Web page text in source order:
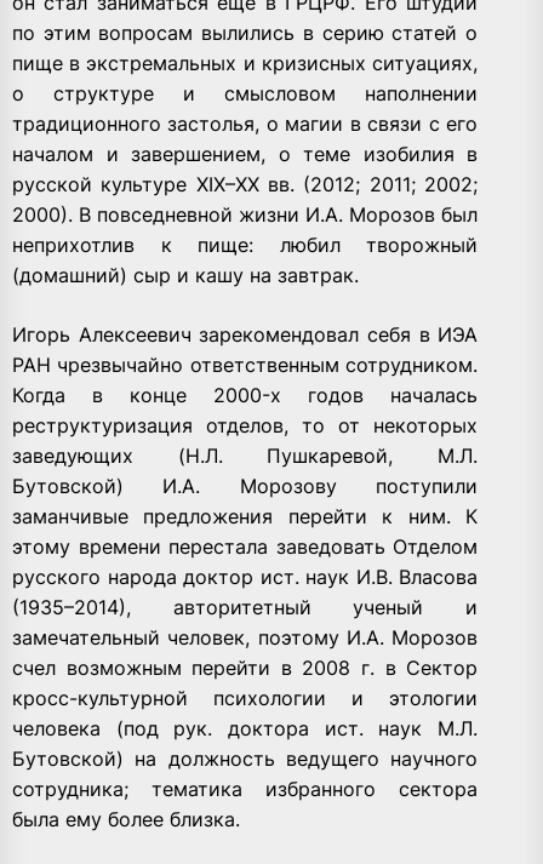
по этим вопросам вылились в серию статей о
пище в экстремальных и кризисных ситуациях,
о структуре и смысловом наполнении
традиционного застолья, о магии в связи с его
началом и завершением, о теме изобилия в
русской культуре XIX–XX вв. (2012; 2011; 2002;
2000). В повседневной жизни И.А. Морозов был
неприхотлив к пище: любил творожный
(домашний) сыр и кашу на завтрак.
Игорь Алексеевич зарекомендовал себя в ИЭА
РАН чрезвычайно ответственным сотрудником.
Когда в конце 2000-х годов началась
реструктуризация отделов, то от некоторых
заведующих (Н.Л. Пушкаревой, М.Л.
Бутовской) И.А. Морозову поступили
заманчивые предложения перейти к ним. К
этому времени перестала заведовать Отделом
русского народа доктор ист. наук И.В. Власова
(1935–2014), авторитетный ученый и
замечательный человек, поэтому И.А. Морозов
счел возможным перейти в 2008 г. в Сектор
кросс-культурной психологии и этологии
человека (под рук. доктора ист. наук М.Л.
Бутовской) на должность ведущего научного
сотрудника; тематика избранного сектора
была ему более близка.